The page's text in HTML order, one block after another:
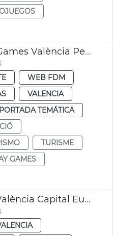
Traspaso sede Gay Games València Perth
WEB FDM
VALENCIA
TEMÁTICA
TURISME
GAMES
Pleno candidatura València Capital Europea Innovación